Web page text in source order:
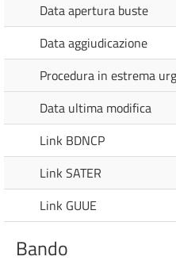
Data apertura buste
Data aggiudicazione
Procedura in estrema
Data ultima modifica
Link BDNCP
Link SATER
Link GUUE
Bando